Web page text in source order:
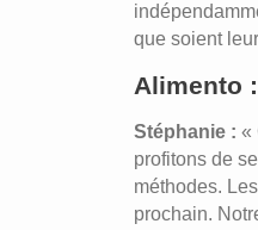
que soient
Alimento
Stéphanie : «
profitons de
méthodes.
prochain.